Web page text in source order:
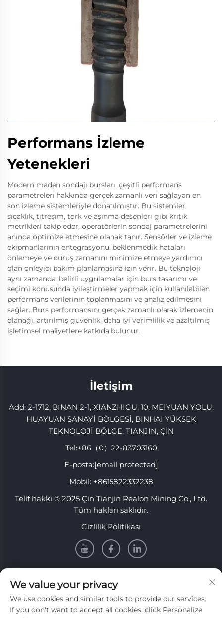
Performans İzleme
Yetenekleri
Modern maden sondajı bursları, çeşitli performans
parametreleri hakkında gerçek zamanlı veri sağlayan en
son izleme sistemleriyle donatılmıştır. Bu sistemler,
sıcaklık, titreşim, tork ve aşınma desenleri gibi kritik
metrikleri takip eder, operatörlerin sondaj parametrelerini
anında optimize etmesine olanak tanır. Sensörler ve izleme
ekipmanlarının entegrasyonu, beklenmedik hataları
önlemeye ve duruş zamanını minimize etmeye yardımcı
olan önleyici bakım planlamasına izin verir. Bu teknoloji
aynı zamanda, belirli uygulamalar için burs tasarımı ve
seçimi konusunda iyileştirmeler yapmak için kullanılabilen
performans verilerinin toplanmasını ve analiz edilmesini
sağlar. Burs performansını gerçek zamanlı olarak izlemenin
olanağı, artırılmış güvenlik, daha iyi verimlilik ve azaltılmış
işletimsel maliyetlere katkıda bulunur.
İletişim
Add: 2-1712, BINAN 2-1, XIANZHIGU, 10. MEIYUAN YOLU,
HUAYUAN SANAYİ BÖLGESİ, BINHAI YÜKSEK
TEKNOLOJİ BÖLGE, TIANJIN, ÇİN
Tel:+86（0）22-83703160
E-posta:[email protected]
Mobil: +8615822332238
Telif hakkı © 2025 Çin Tianjin Realon Mining Co., Ltd.
Tüm hakları saklıdır.
Gizlilik Politikası
Haftalık bültenimizi almak için kaydolun
We value your privacy
We use cookies and similar tools to provide our services.
If you don't want to accept all cookies, click Personalize